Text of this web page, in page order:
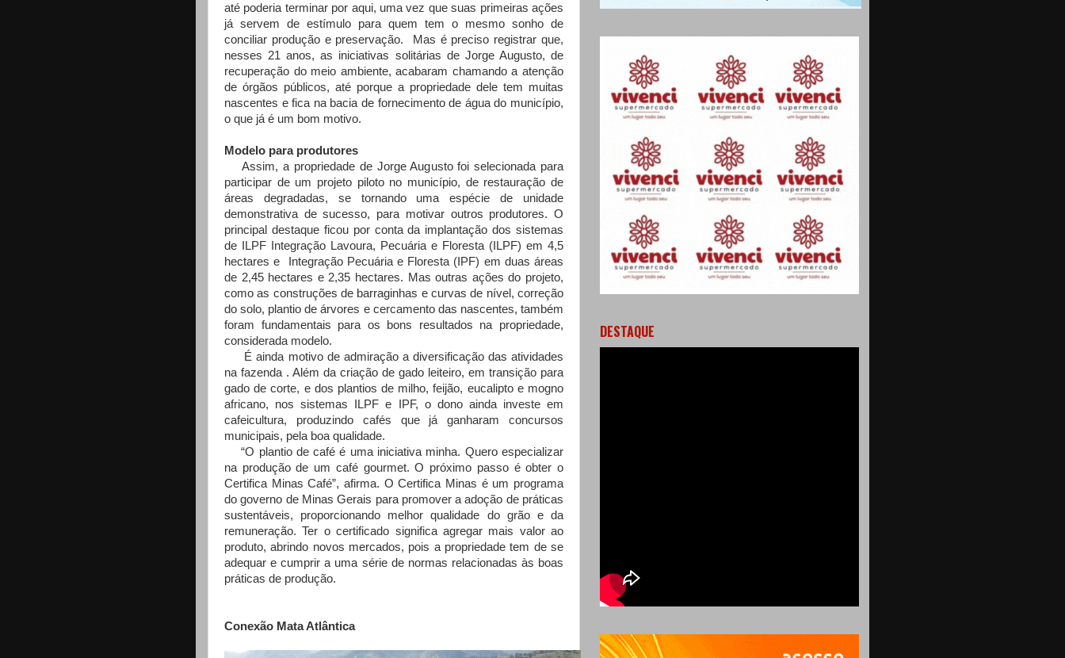
até poderia terminar por aqui, uma vez que suas primeiras ações
já servem de estímulo para quem tem o mesmo sonho de
conciliar produção e preservação. Mas é preciso registrar que,
nesses 21 anos, as iniciativas solitárias de Jorge Augusto, de
recuperação do meio ambiente, acabaram chamando a atenção
de órgãos públicos, até porque a propriedade dele tem muitas
nascentes e fica na bacia de fornecimento de água do município,
o que já é um bom motivo.
Modelo para produtores
Assim, a propriedade de Jorge Augusto foi selecionada para
participar de um projeto piloto no município, de restauração de
áreas degradadas, se tornando uma espécie de unidade
demonstrativa de sucesso, para motivar outros produtores. O
principal destaque ficou por conta da implantação dos sistemas
de ILPF Integração Lavoura, Pecuária e Floresta (ILPF) em 4,5
hectares e Integração Pecuária e Floresta (IPF) em duas áreas
de 2,45 hectares e 2,35 hectares. Mas outras ações do projeto,
como as construções de barraginhas e curvas de nível, correção
do solo, plantio de árvores e cercamento das nascentes, também
foram fundamentais para os bons resultados na propriedade,
considerada modelo.
É ainda motivo de admiração a diversificação das atividades
na fazenda . Além da criação de gado leiteiro, em transição para
gado de corte, e dos plantios de milho, feijão, eucalipto e mogno
africano, nos sistemas ILPF e IPF, o dono ainda investe em
cafeicultura, produzindo cafés que já ganharam concursos
municipais, pela boa qualidade.
“O plantio de café é uma iniciativa minha. Quero especializar
na produção de um café gourmet. O próximo passo é obter o
Certifica Minas Café”, afirma. O Certifica Minas é um programa
do governo de Minas Gerais para promover a adoção de práticas
sustentáveis, proporcionando melhor qualidade do grão e da
remuneração. Ter o certificado significa agregar mais valor ao
produto, abrindo novos mercados, pois a propriedade tem de se
adequar e cumprir a uma série de normas relacionadas às boas
práticas de produção.
Conexão Mata Atlântica
DESTAQUE